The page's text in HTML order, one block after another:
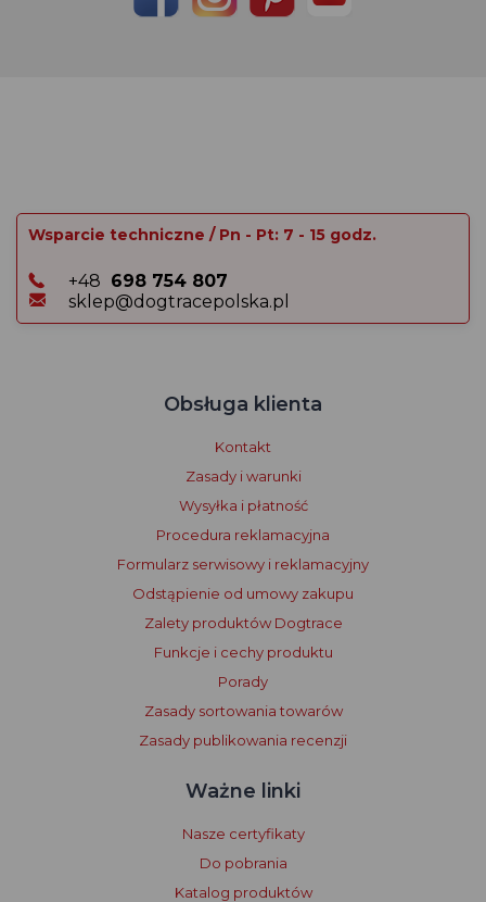
Wsparcie techniczne / Pn - Pt: 7 - 15 godz.
+48 698 754 807
sklep@dogtracepolska.pl
Obsługa klienta
Kontakt
Zasady i warunki
Wysyłka i płatność
Procedura reklamacyjna
Formularz serwisowy i reklamacyjny
Odstąpienie od umowy zakupu
Zalety produktów Dogtrace
Funkcje i cechy produktu
Porady
Zasady sortowania towarów
Zasady publikowania recenzji
Ważne linki
Nasze certyfikaty
Do pobrania
Katalog produktów